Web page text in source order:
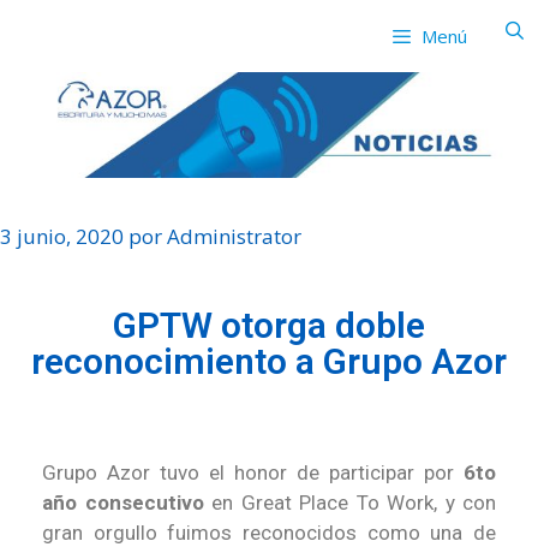
Menú
3 junio, 2020 porAdministrator
GPTW otorga doble
reconocimiento a Grupo Azor
Grupo Azor tuvo el honor de participar por 6to
año consecutivoen Great Place To Work, y con
gran orgullo fuimos reconocidos como una de